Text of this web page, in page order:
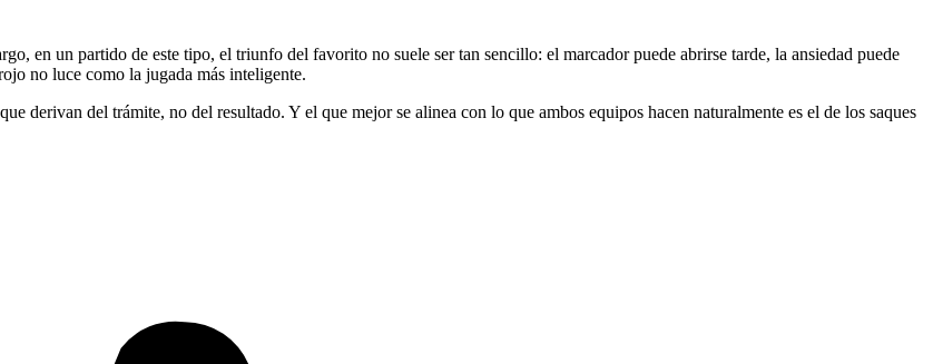
en un partido de este tipo, el triunfo del favorito no suele ser tan sencillo: el marcador puede abrirse tarde, la ansiedad puede
no luce como la jugada más inteligente.
derivan del trámite, no del resultado. Y el que mejor se alinea con lo que ambos equipos hacen naturalmente es el de los saques